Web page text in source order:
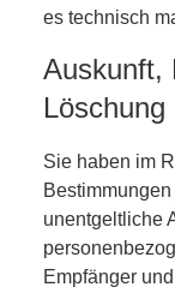
es technisch
Auskunft,
Löschung
Sie haben im
unentgeltliche
Empfänger